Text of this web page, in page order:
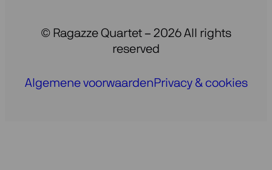
© Ragazze Quartet – 2026 All rights
reserved
Algemene voorwaarden Privacy & cookies